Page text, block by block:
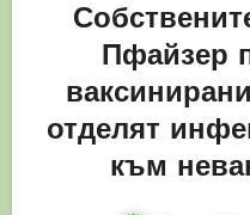
Пфайзер
отделят
към